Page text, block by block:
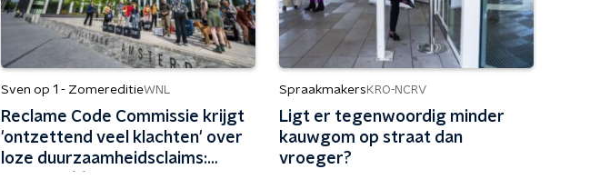
Sven op 1 - ZomereditieWNL
Reclame Code Commissie krijgt
'ontzettend veel klachten' over
loze duurzaamheidsclaims:
Spraakmakers KRO-NCRV
Ligt er tegenwoordig minder
kauwgom op straat dan
vroeger?